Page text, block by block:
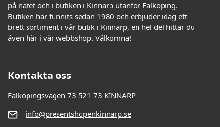
på nätet och i butiken i Kinnarp utanför Falköping.
Butiken har funnits sedan 1980 och erbjuder idag ett
brett sortiment i vår butik i Kinnarp, en hel del hittar du
även här i vår webbshop. Välkomna!
Kontakta oss
Falköpingsvägen 73 521 73 KINNARP
info@presentshopenkinnarp.se